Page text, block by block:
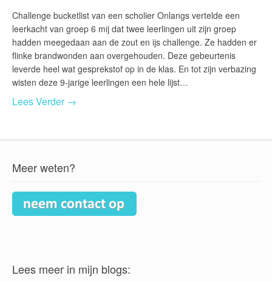
Challenge bucketlist van een scholier Onlangs vertelde een
leerkacht van groep 6 mij dat twee leerlingen uit zijn groep
hadden meegedaan aan de zout en ijs challenge. Ze hadden er
flinke brandwonden aan overgehouden. Deze gebeurtenis
leverde heel wat gesprekstof op in de klas. En tot zijn verbazing
wisten deze 9-jarige leerlingen een hele lijst…
Lees Verder →
Meer weten?
Lees meer in mijn blogs: